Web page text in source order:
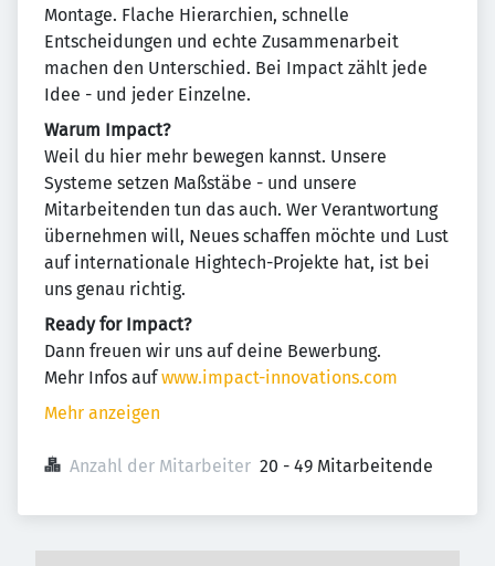
Montage. Flache Hierarchien, schnelle
Entscheidungen und echte Zusammenarbeit
machen den Unterschied. Bei Impact zählt jede
Idee - und jeder Einzelne.
Warum Impact?
Weil du hier mehr bewegen kannst. Unsere
Systeme setzen Maßstäbe - und unsere
Mitarbeitenden tun das auch. Wer Verantwortung
übernehmen will, Neues schaffen möchte und Lust
auf internationale Hightech-Projekte hat, ist bei
uns genau richtig.
Ready for Impact?
Dann freuen wir uns auf deine Bewerbung.
Mehr Infos aufwww.impact-innovations.com
Mehr anzeigen
Anzahl der Mitarbeiter 20 - 49 Mitarbeitende